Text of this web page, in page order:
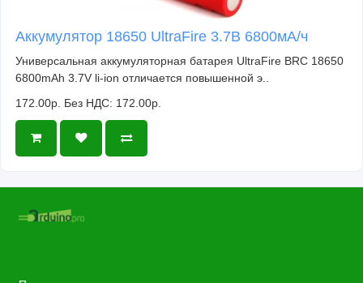
Аккумулятор 18650 UltraFire 3.7В 6800мА/ч
Универсальная аккумуляторная батарея UltraFire BRC 18650
6800mAh 3.7V li-ion отличается повышенной э..
172.00р. Без НДС: 172.00р.